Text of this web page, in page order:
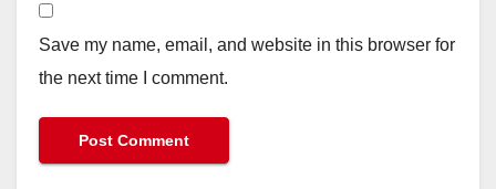
Save my name, email, and website in this browser for
the next time I comment.